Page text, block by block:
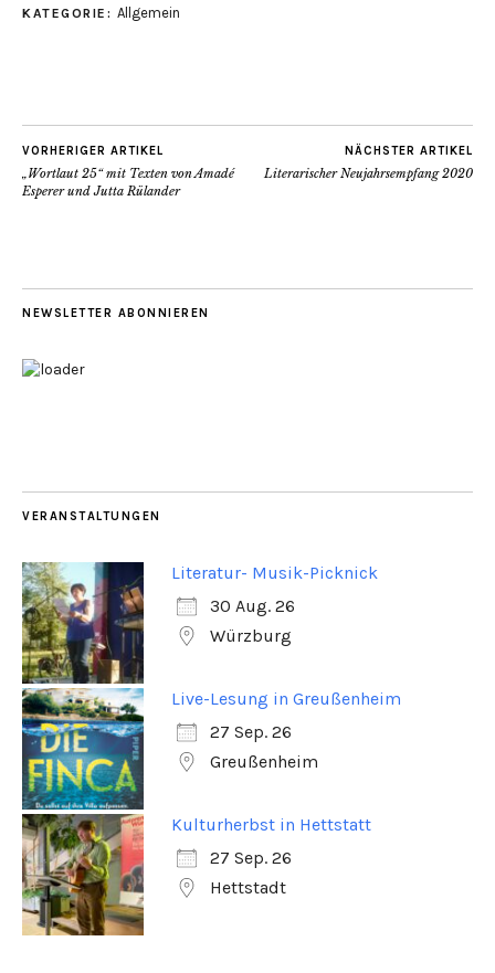
KATEGORIE: Allgemein
VORHERIGER ARTIKEL
„Wortlaut 25“ mit Texten von Amadé
Esperer und Jutta Rülander
NÄCHSTER ARTIKEL
Literarischer Neujahrsempfang 2020
NEWSLETTER ABONNIEREN
VERANSTALTUNGEN
Literatur- Musik-Picknick
30 Aug. 26
Würzburg
Live-Lesung in Greußenheim
27 Sep. 26
Greußenheim
Kulturherbst in Hettstatt
27 Sep. 26
Hettstadt